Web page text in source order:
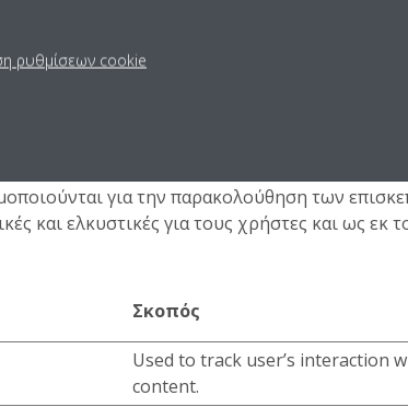
register any visitor data.
για την παρακολούθηση των
και ελκυστικές για τους χρήστες και ως εκ
Σκοπός
Used to track user’s interaction
content.
ρυθμίσεων cookie